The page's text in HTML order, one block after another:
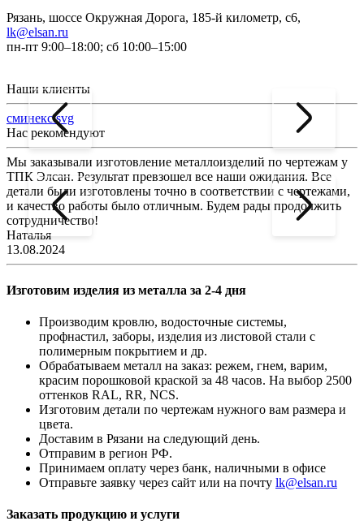
Рязань, шоссе Окружная Дорога, 185-й километр, с6,
lk@elsan.ru
пн-пт 9:00–18:00; сб 10:00–15:00
Наши клиенты
сминекс.svg
Нас рекомендуют
Мы заказывали изготовление металлоизделий по чертежам у
ТПК Элсан. Результат превзошел все наши ожидания. Все
детали были изготовлены точно в соответствии с чертежами,
и качество работы было отличным. Будем рады продолжить
сотрудничество!
Наталья
13.08.2024
Изготовим изделия из металла за 2-4 дня
Производим кровлю, водосточные системы,
профнастил, заборы, изделия из листовой стали с
полимерным покрытием и др.
Обрабатываем металл на заказ: режем, гнем, варим,
красим порошковой краской за 48 часов. На выбор 2500
оттенков RAL, RR, NCS.
Изготовим детали по чертежам нужного вам размера и
цвета.
Доставим в Рязани на следующий день.
Отправим в регион РФ.
Принимаем оплату через банк, наличными в офисе
Отправьте заявку через сайт или на почту lk@elsan.ru
Заказать продукцию и услуги